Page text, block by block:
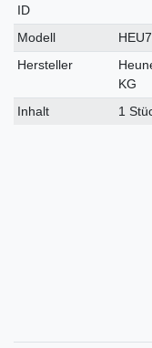
ID
Modell
Hersteller
KG
Inhalt
1